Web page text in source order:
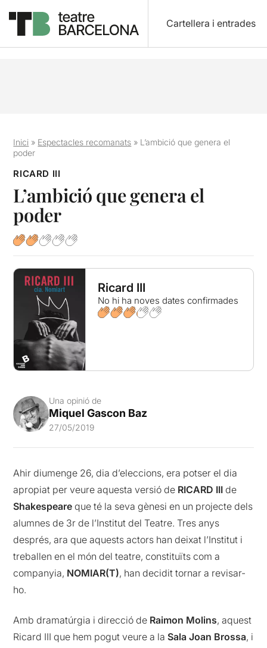
Cartellera i entrades
Inici » Espectacles recomanats » L’ambició que genera el
poder
RICARD III
L’ambició que genera el
poder
Ricard III
No hi ha noves dates confirmades
Una opinió de
Miquel Gascon Baz
27/05/2019
Ahir diumenge 26, dia d’eleccions, era potser el dia
apropiat per veure aquesta versió de RICARD IIIde
Shakespeare que té la seva gènesi en un projecte dels
alumnes de 3r de l’Institut del Teatre. Tres anys
després, ara que aquests actors han deixat l’Institut i
treballen en el món del teatre, constituïts com a
companyia, NOMIAR(T), han decidit tornar a revisar-
ho.
Amb dramatúrgia i direcció de Raimon Molins, aquest
Ricard III que hem pogut veure a laSala Joan Brossa, i